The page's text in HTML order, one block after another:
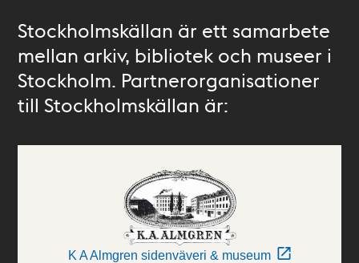
Stockholmskällan är ett samarbete
mellan arkiv, bibliotek och museer i
Stockholm. Partnerorganisationer
till Stockholmskällan är:
K A Almgren sidenväveri & museum